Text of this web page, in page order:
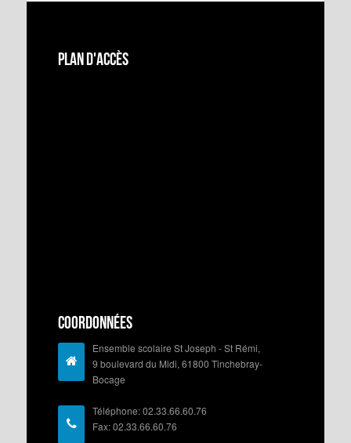
Plan d'accès
Coordonnées
Ensemble scolaire St Joseph - St Rémi,
9 boulevard du Midi, 61800 Tinchebray-
Bocage
Téléphone: 02.33.66.60.76
Fax: 02.33.66.60.76